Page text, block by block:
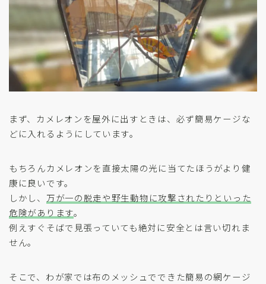
まず、カメレオンを屋外に出すときは、必ず簡易ケージな
どに入れるようにしています。
もちろんカメレオンを直接太陽の光に当てたほうがより健
康に良いです。
しかし、 万が一の脱走や野生動物に攻撃されたりといった
危険があります。
例えすぐそばで見張っていても絶対に安全とは言い切れま
せん。
そこで、わが家では布のメッシュでできた簡易の網ケージ